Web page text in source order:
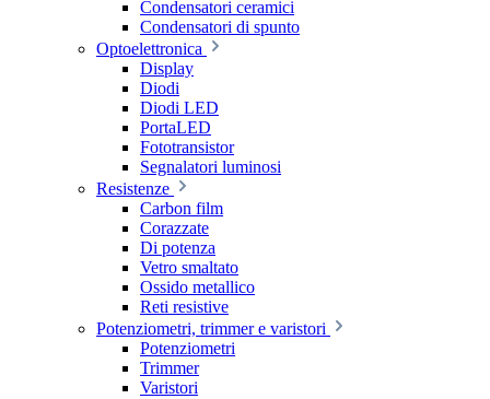
Condensatori ceramici
Condensatori di spunto
Optoelettronica
Display
Diodi
Diodi LED
PortaLED
Fototransistor
Segnalatori luminosi
Resistenze
Carbon film
Corazzate
Di potenza
Vetro smaltato
Ossido metallico
Reti resistive
Potenziometri, trimmer e varistori
Potenziometri
Trimmer
Varistori